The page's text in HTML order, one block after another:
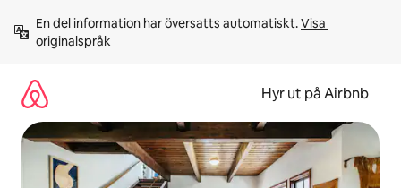
innehåll
En del information har översatts automatiskt. Visa
originalspråk
Hyr ut på Airbnb